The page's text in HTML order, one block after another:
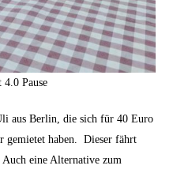
Pause
aus Berlin, die sich für 40 Euro
gemietet haben. Dieser fährt
Auch eine Alternative zum